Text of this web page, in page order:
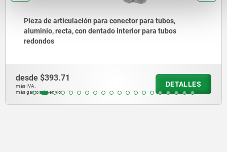
para tubos,
para tubos
DETALLES
Conectores para tubo, pieza de
con dentado exterior
$393.71
más gastos de envío